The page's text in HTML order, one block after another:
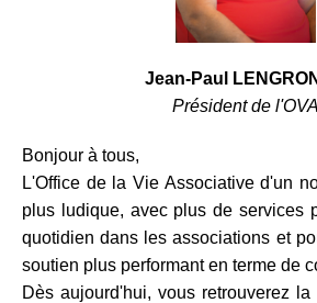
Jean-Paul
Président de l'OVA
Bonjour à tous,
L'Office de la Vie Associative d'un
plus ludique, avec plus de services
quotidien dans les associations et
soutien plus performant en terme de
Dès aujourd'hui, vous retrouverez